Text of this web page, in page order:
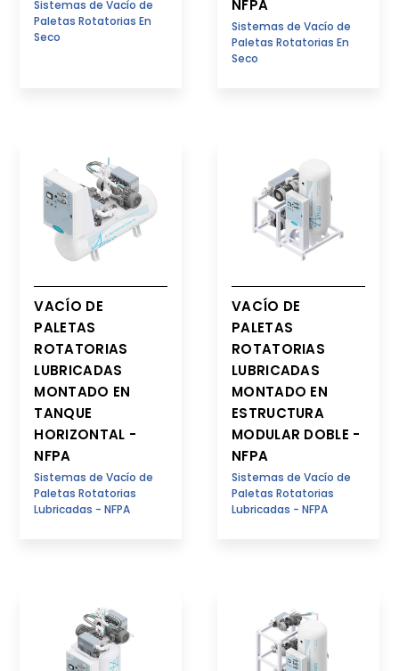
Sistemas de Vacío de
Paletas Rotatorias En
Seco
NFPA
Sistemas de Vacío de
Paletas Rotatorias En
Seco
VACÍO DE
PALETAS
ROTATORIAS
LUBRICADAS
MONTADO EN
TANQUE
HORIZONTAL -
NFPA
Sistemas de Vacío de
Paletas Rotatorias
Lubricadas - NFPA
VACÍO DE
PALETAS
ROTATORIAS
LUBRICADAS
MONTADO EN
ESTRUCTURA
MODULAR DOBLE -
NFPA
Sistemas de Vacío de
Paletas Rotatorias
Lubricadas - NFPA